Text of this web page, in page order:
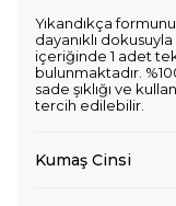
Yıkandıkça
dayanıklı
içeriğinde 1 adet
bulunmaktadır.
sade şıklığı ve
tercih edilebilir.
Kumaş Cinsi